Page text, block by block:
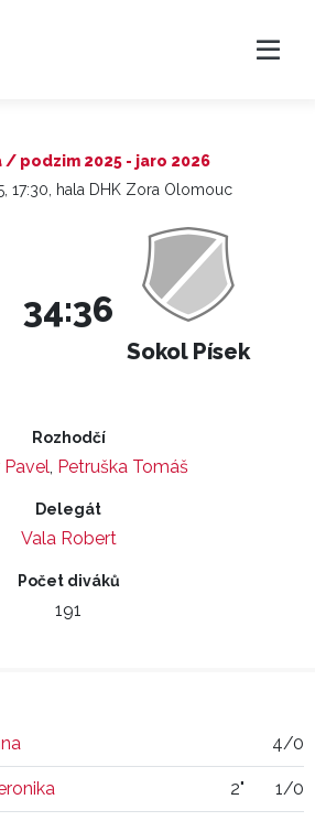
/ podzim 2025 - jaro 2026
17:30, hala DHK Zora Olomouc
34:36
Sokol Písek
Rozhodčí
Pavel, Petruška Tomáš
Delegát
Vala Robert
Počet diváků
191
4/0
2" 1/0